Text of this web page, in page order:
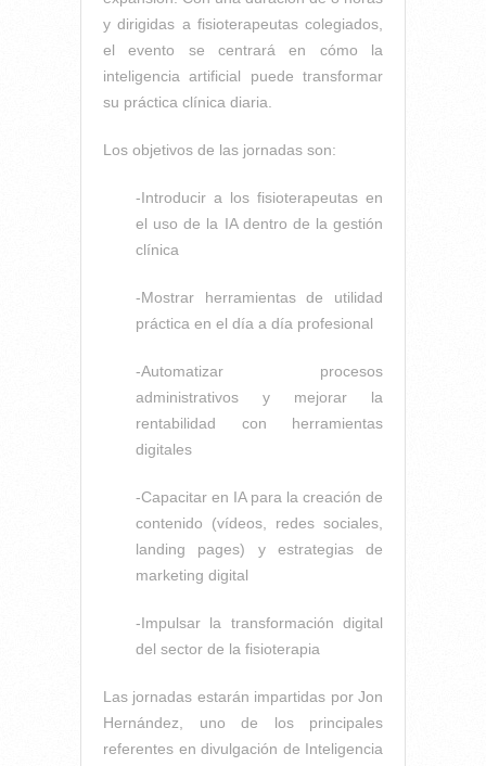
y dirigidas a fisioterapeutas colegiados,
el evento se centrará en cómo la
inteligencia artificial puede transformar
su práctica clínica diaria.
Los objetivos de las jornadas son:
-Introducir a los fisioterapeutas en
el uso de la IA dentro de la gestión
clínica
-Mostrar herramientas de utilidad
práctica en el día a día profesional
-Automatizar procesos
administrativos y mejorar la
rentabilidad con herramientas
digitales
-Capacitar en IA para la creación de
contenido (vídeos, redes sociales,
landing pages) y estrategias de
marketing digital
-Impulsar la transformación digital
del sector de la fisioterapia
Las jornadas estarán impartidas por Jon
Hernández, uno de los principales
referentes en divulgación de Inteligencia